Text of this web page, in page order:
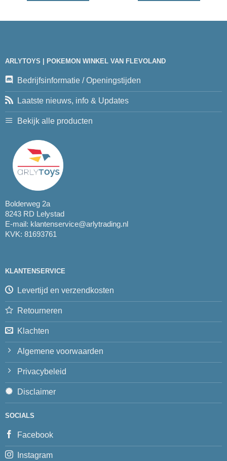
ARLYTOYS | POKEMON WINKEL VAN FLEVOLAND
Bedrijfsinformatie / Openingstijden
Laatste nieuws, info & Updates
Bekijk alle producten
Bolderweg 2a
8243 RD Lelystad
E-mail: klantenservice@arlytrading.nl
KVK: 81693761
KLANTENSERVICE
Levertijd en verzendkosten
Retourneren
Klachten
Algemene voorwaarden
Privacybeleid
Disclaimer
SOCIALS
Facebook
Instagram